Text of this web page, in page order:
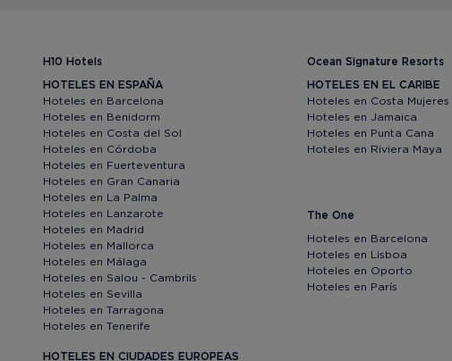
H10 Hotels
HOTELES EN ESPAÑA
Hoteles en Barcelona
Hoteles en Benidorm
Hoteles en Costa del Sol
Hoteles en Córdoba
Hoteles en Fuerteventura
Hoteles en Gran Canaria
Hoteles en La Palma
Hoteles en Lanzarote
Hoteles en Madrid
Hoteles en Mallorca
Hoteles en Málaga
Hoteles en Salou - Cambrils
Hoteles en Sevilla
Hoteles en Tarragona
Hoteles en Tenerife
HOTELES EN CIUDADES EUROPEAS
Ocean Signature Resorts
HOTELES EN EL CARIBE
Hoteles en Costa Mujeres
Hoteles en Jamaica
Hoteles en Punta Cana
Hoteles en Riviera Maya
The One
Hoteles en Barcelona
Hoteles en Lisboa
Hoteles en Oporto
Hoteles en París